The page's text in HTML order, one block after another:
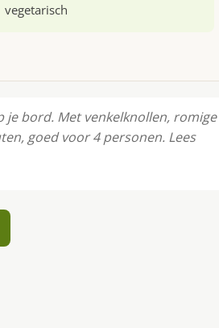
vegetarisch
je bord. Met venkelknollen, romige
goed voor 4 personen. Lees